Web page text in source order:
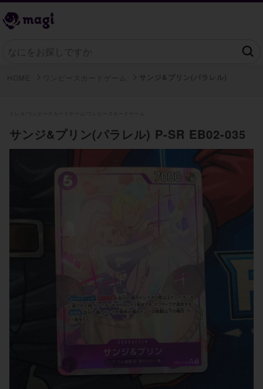
サンジ&プリン(パラレル) P-SR EB02-035